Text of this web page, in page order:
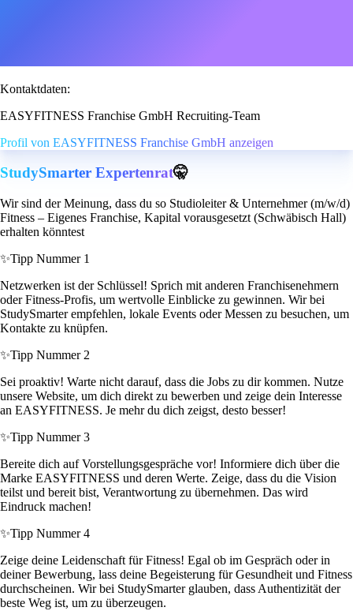
Kontaktdaten:
EASYFITNESS Franchise GmbH Recruiting-Team
Profil von EASYFITNESS Franchise GmbH anzeigen
StudySmarter Expertenrat🤫
Wir sind der Meinung, dass du so Studioleiter & Unternehmer (m/w/d)
Fitness – Eigenes Franchise, Kapital vorausgesetzt (Schwäbisch Hall)
erhalten könntest
✨Tipp Nummer 1
Netzwerken ist der Schlüssel! Sprich mit anderen Franchisenehmern
oder Fitness-Profis, um wertvolle Einblicke zu gewinnen. Wir bei
StudySmarter empfehlen, lokale Events oder Messen zu besuchen, um
Kontakte zu knüpfen.
✨Tipp Nummer 2
Sei proaktiv! Warte nicht darauf, dass die Jobs zu dir kommen. Nutze
unsere Website, um dich direkt zu bewerben und zeige dein Interesse
an EASYFITNESS. Je mehr du dich zeigst, desto besser!
✨Tipp Nummer 3
Bereite dich auf Vorstellungsgespräche vor! Informiere dich über die
Marke EASYFITNESS und deren Werte. Zeige, dass du die Vision
teilst und bereit bist, Verantwortung zu übernehmen. Das wird
Eindruck machen!
✨Tipp Nummer 4
Zeige deine Leidenschaft für Fitness! Egal ob im Gespräch oder in
deiner Bewerbung, lass deine Begeisterung für Gesundheit und Fitness
durchscheinen. Wir bei StudySmarter glauben, dass Authentizität der
beste Weg ist, um zu überzeugen.